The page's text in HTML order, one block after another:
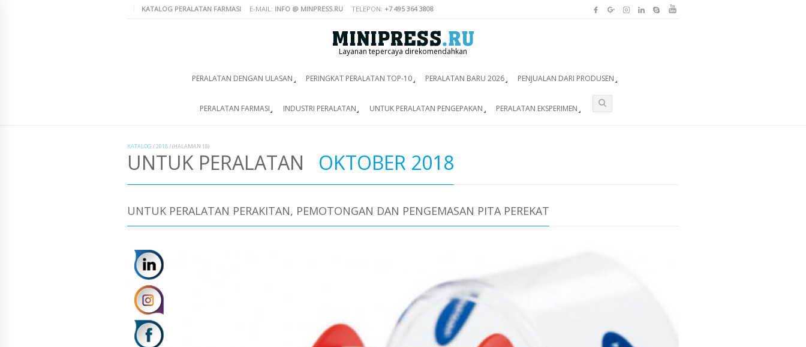
KATALOG PERALATAN FARMASI E-MAIL: INFO @ MINPRESS.RU TELEPON: +7 495 364 3808
Layanan tepercaya direkomendahkan
PERALATAN DENGAN ULASAN PERINGKAT PERALATAN TOP-10 PERALATAN BARU 2026 PENJUALAN DARI PRODUSEN
PERALATAN FARMASI INDUSTRI PERALATAN UNTUK PERALATAN PENGEPAKAN PERALATAN EKSPERIMEN
KATALOG /2018/(HALAMAN 18)
UNTUK PERALATAN OKTOBER 2018
UNTUK PERALATAN PERAKITAN, PEMOTONGAN DAN PENGEMASAN PITA PEREKAT